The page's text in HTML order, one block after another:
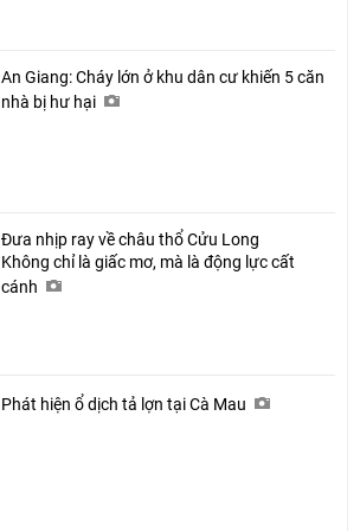
An Giang: Cháy lớn ở khu dân cư khiến 5 căn
nhà bị hư hại
Đưa nhịp ray về châu thổ Cửu Long
Không chỉ là giấc mơ, mà là động lực cất
cánh
Phát hiện ổ dịch tả lợn tại Cà Mau